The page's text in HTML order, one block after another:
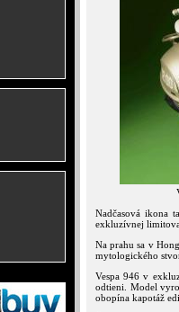
Nadčasová ikona
exkluzívnej
Na prahu sa v
mytologického
Vespa 946 v
odtieni. Model
obopína kapotáž